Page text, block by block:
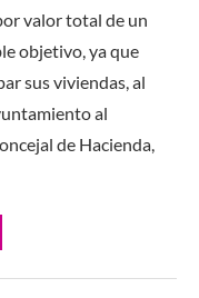
valor total de un
objetivo, ya que
sus viviendas, al
al
de Hacienda,